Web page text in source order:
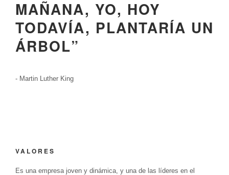
MAÑANA, YO, HOY
TODAVÍA, PLANTARÍA UN
ÁRBOL”
- Martin Luther King
VALORES
Es una empresa joven y dinámica, y una de las líderes en el